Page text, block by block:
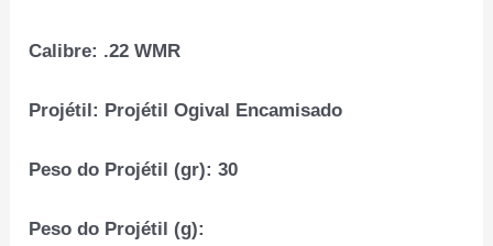
Calibre: .22 WMR
Projétil: Projétil Ogival Encamisado
Peso do Projétil (gr): 30
Peso do Projétil (g):